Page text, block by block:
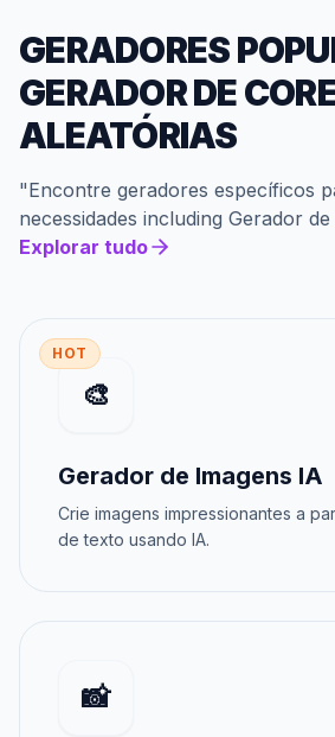
GERADORES
GERADOR DE
ALEATÓRIAS
"Encontre geradores específicos
necessidades including Gerador
Explorar tudo
HOT
🎨
Gerador de Imagens IA
Crie imagens impressionantes a
de texto usando IA.
📸